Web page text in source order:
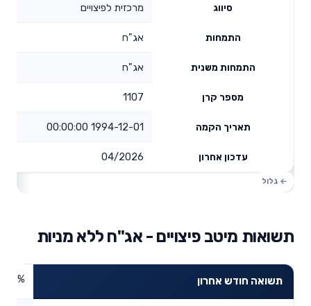
סיווג מרכזית לפיצויים
התמחות אג"ח
התמחות משנית אג"ח
מספר קרן 1107
תאריך הקמה 1994-12-01 00:00:00
עדכון אחרון 04/2026
תשואות מיטב פיצויים - אג"ח ללא מניות
תשואה חודש אחרון